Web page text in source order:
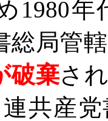
1980年
総局管
破棄さ
連共産